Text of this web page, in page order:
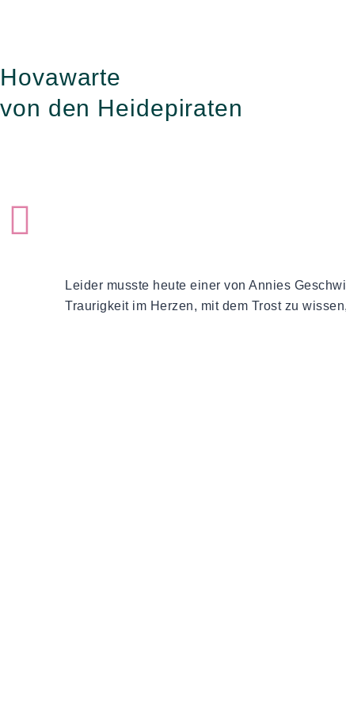
Hovawarte
von den Heidepiraten
Leider musste heute einer von Annies
Traurigkeit im Herzen, mit dem Trost zu